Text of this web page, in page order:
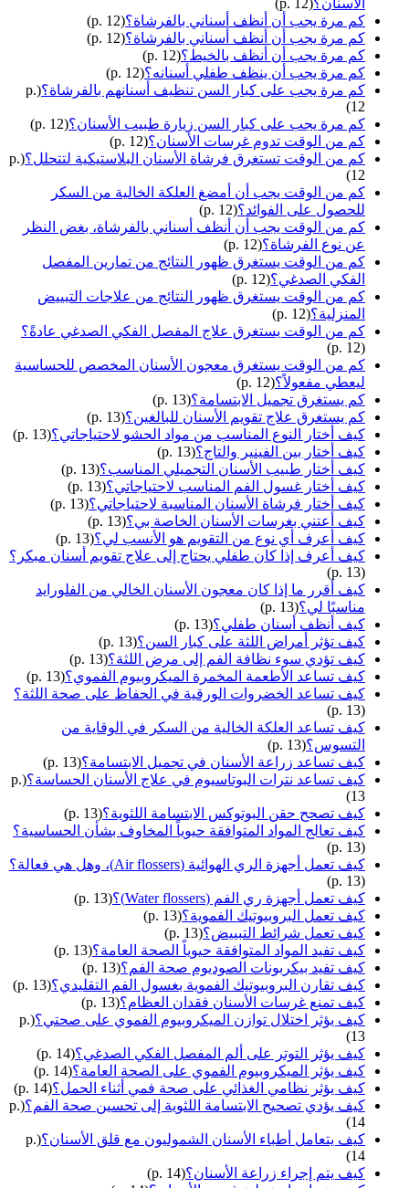
الأسنان؟(p. 12)
كم مرة يجب أن أنظف أسناني بالفرشاة؟(p. 12)
كم مرة يجب أن أنظف أسناني بالفرشاة؟(p. 12)
كم مرة يجب أن أنظف بالخيط؟(p. 12)
كم مرة يجب أن ينظف طفلي أسنانه؟(p. 12)
كم مرة يجب على كبار السن تنظيف أسنانهم بالفرشاة؟ (p.
12)
كم مرة يجب على كبار السن زيارة طبيب الأسنان؟(p. 12)
كم من الوقت تدوم غرسات الأسنان؟(p. 12)
كم من الوقت تستغرق فرشاة الأسنان البلاستيكية لتتحلل؟ (p.
12)
كم من الوقت يجب أن أمضغ العلكة الخالية من السكر
للحصول على الفوائد؟(p. 12)
كم من الوقت يجب أن أنظف أسناني بالفرشاة، بغض النظر
عن نوع الفرشاة؟(p. 12)
كم من الوقت يستغرق ظهور النتائج من تمارين المفصل
الفكي الصدغي؟(p. 12)
كم من الوقت يستغرق ظهور النتائج من علاجات التبييض
المنزلية؟(p. 12)
كم من الوقت يستغرق علاج المفصل الفكي الصدغي عادةً؟
(p. 12)
كم من الوقت يستغرق معجون الأسنان المخصص للحساسية
ليعطي مفعولاً؟(p. 12)
كم يستغرق تجميل الابتسامة؟(p. 13)
كم يستغرق علاج تقويم الأسنان للبالغين؟(p. 13)
كيف أختار النوع المناسب من مواد الحشو لاحتياجاتي؟(p. 13)
كيف أختار بين الفينير والتاج؟(p. 13)
كيف أختار طبيب الأسنان التجميلي المناسب؟(p. 13)
كيف أختار غسول الفم المناسب لاحتياجاتي؟(p. 13)
كيف أختار فرشاة الأسنان المناسبة لاحتياجاتي؟(p. 13)
كيف أعتني بغرسات الأسنان الخاصة بي؟(p. 13)
كيف أعرف أي نوع من التقويم هو الأنسب لي؟(p. 13)
كيف أعرف إذا كان طفلي يحتاج إلى علاج تقويم أسنان مبكر؟
(p. 13)
كيف أقرر ما إذا كان معجون الأسنان الخالي من الفلورايد
مناسبًا لي؟(p. 13)
كيف أنظف أسنان طفلي؟(p. 13)
كيف تؤثر أمراض اللثة على كبار السن؟(p. 13)
كيف تؤدي سوء نظافة الفم إلى مرض اللثة؟(p. 13)
كيف تساعد الأطعمة المخمرة الميكروبيوم الفموي؟(p. 13)
كيف تساعد الخضروات الورقية في الحفاظ على صحة اللثة؟
(p. 13)
كيف تساعد العلكة الخالية من السكر في الوقاية من
التسوس؟(p. 13)
كيف تساعد زراعة الأسنان في تجميل الابتسامة؟(p. 13)
كيف تساعد نترات البوتاسيوم في علاج الأسنان الحساسة؟ (p.
13)
كيف تصحح حقن البوتوكس الابتسامة اللثوية؟(p. 13)
كيف تعالج المواد المتوافقة حيوياً المخاوف بشأن الحساسية؟
(p. 13)
كيف تعمل أجهزة الري الهوائية (Air flossers)، وهل هي فعالة؟
(p. 13)
كيف تعمل أجهزة ري الفم (Water flossers)؟
(p. 13)
كيف تعمل البروبيوتيك الفموية؟(p. 13)
كيف تعمل شرائط التبييض؟(p. 13)
كيف تفيد المواد المتوافقة حيوياً الصحة العامة؟(p. 13)
كيف تفيد بيكربونات الصوديوم صحة الفم؟(p. 13)
كيف تقارن البروبيوتيك الفموية بغسول الفم التقليدي؟(p. 13)
كيف تمنع غرسات الأسنان فقدان العظام؟(p. 13)
كيف يؤثر اختلال توازن الميكروبيوم الفموي على صحتي؟ (p.
13)
كيف يؤثر التوتر على ألم المفصل الفكي الصدغي؟(p. 14)
كيف يؤثر الميكروبيوم الفموي على الصحة العامة؟(p. 14)
كيف يؤثر نظامي الغذائي على صحة فمي أثناء الحمل؟(p. 14)
كيف يؤدي تصحيح الابتسامة اللثوية إلى تحسين صحة الفم؟ (p.
14)
كيف يتعامل أطباء الأسنان الشموليون مع قلق الأسنان؟ (p.
14)
كيف يتم إجراء زراعة الأسنان؟(p. 14)